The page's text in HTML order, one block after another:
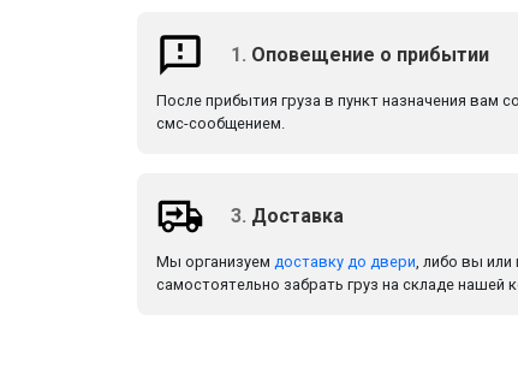
1. Оповещение о прибытии
После прибытия груза в пункт назначения вам
смс-сообщением.
3. Доставка
Мы организуем доставку до двери , либо вы
самостоятельно забрать груз на складе нашей